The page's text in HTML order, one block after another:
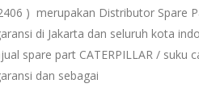
) merupakan Distributor Spare
di Jakarta dan seluruh kota
spare part CATERPILLAR / suku
dan sebagai